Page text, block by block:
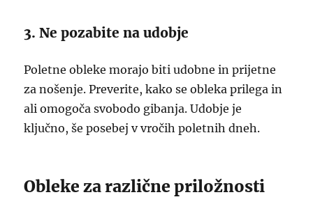
3. Ne pozabite na udobje
Poletne obleke morajo biti udobne in prijetne
za nošenje. Preverite, kako se obleka prilega in
ali omogoča svobodo gibanja. Udobje je
ključno, še posebej v vročih poletnih dneh.
Obleke za različne priložnosti